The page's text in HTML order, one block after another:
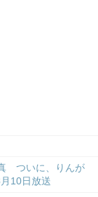
ついに、りんが
10日放送